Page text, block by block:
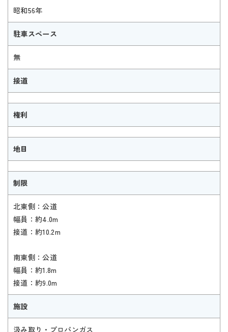
昭和56年
駐車スペース
無
接道
権利
地目
制限
北東側：公道
幅員：約4.0m
接道：約10.2m
南東側：公道
幅員：約1.8m
接道：約9.0m
施設
汲み取り・プロパンガス